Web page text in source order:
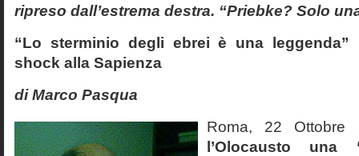
ripreso dall’estrema destra. “Priebke? Solo
“Lo sterminio degli ebrei è una leggenda”
shock alla Sapienza
di Marco Pasqua
Roma, 22
l’Olocausto una